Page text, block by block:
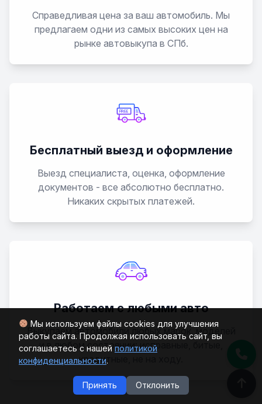
Мы используем файлы cookies для улучшения
работы сайта. Продолжая использовать сайт, вы
соглашаетесь с нашей политикой
конфиденциальности.
Принять Отклонить
Vivaro
Справедливая цена за ваш автомобиль. Мы
предлагаем одни из самых высоких цен на
рынке автовыкупа в СПб.
Бесплатный выезд и оформление
Выезд специалиста, оценка, оформление
документов - все абсолютно бесплатно.
Никаких скрытых платежей.
Работаем с любыми авто
Выкупаем автомобили любых марок, моделей
и в любом состоянии: исправные, битые,
кредитные, не на ходу.